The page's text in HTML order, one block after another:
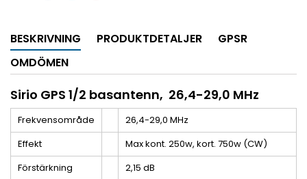
BESKRIVNING PRODUKTDETALJER
GPSR
OMDÖMEN
Sirio GPS 1/2 basantenn, 26,4-29,0 MHz
Frekvensområde
26,4-29,0 MHz
Effekt
Max kont. 250w, kort. 750w (CW)
Förstärkning
2,15 dB